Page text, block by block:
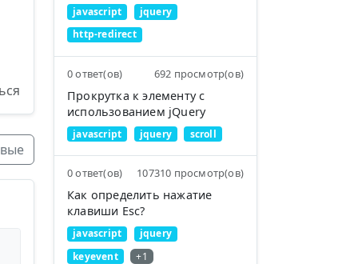
javascript
jquery
http-redirect
0 ответ(ов) 692 просмотр(ов)
Прокрутка к элементу с
использованием jQuery
javascript jquery scroll
0 ответ(ов) 107310 просмотр(ов)
Как определить нажатие
клавиши Esc?
javascript
jquery
keyevent
+1